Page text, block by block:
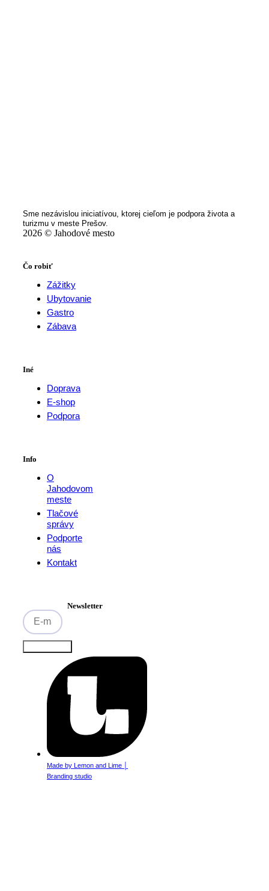
Sme nezávislou iniciatívou, ktorej cieľom je podpora života a
turizmu v meste Prešov.
2026 © Jahodové mesto
Čo robiť
Zážitky
Ubytovanie
Gastro
Zábava
Iné
Doprava
E-shop
Podpora
Info
O
Jahodovom
meste
Tlačové
správy
Podporte
nás
Kontakt
Newsletter
Made by Lemon and Lime │
Branding studio